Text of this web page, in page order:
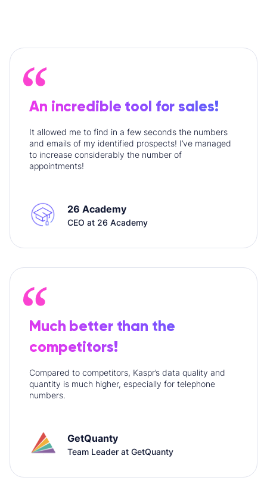
An incredible tool for sales!
It allowed me to find in a few seconds the numbers
and emails of my identified prospects! I’ve managed
to increase considerably the number of
appointments!
26 Academy
CEO at 26 Academy
Much better than the
competitors!
Compared to competitors, Kaspr’s data quality and
quantity is much higher, especially for telephone
numbers.
GetQuanty
Team Leader at GetQuanty